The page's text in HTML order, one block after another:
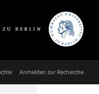
Anmelden zur Recherche